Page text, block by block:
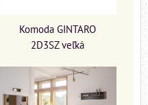
Komoda GINTARO
2D3SZ veľká